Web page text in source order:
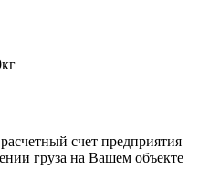
счет предприятия
груза на Вашем объекте